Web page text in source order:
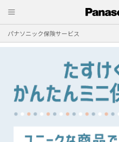
パナソニック保険サービス